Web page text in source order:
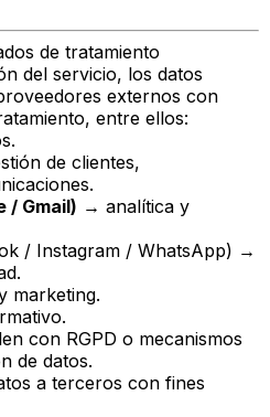
de tratamiento
del servicio, los datos
externos con
entre ellos:
de clientes,
/ Gmail) → analítica y
/ Instagram / WhatsApp) →
marketing.
con RGPD o mecanismos
de datos.
a terceros con fines